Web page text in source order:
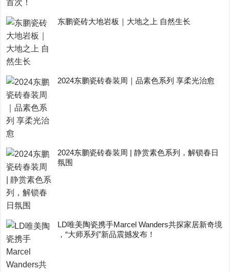
东鹏瓷砖大地岩板｜大地之上 自然生长
2024东鹏瓷砖春装周｜品素色系列 享柔光治愈
2024东鹏瓷砖春装周 | 静赏素色系列，解锁春日
氛围
LD唯美陶瓷携手Marcel Wanders共探家居新奇境
，“大师系列”新品震撼发布！